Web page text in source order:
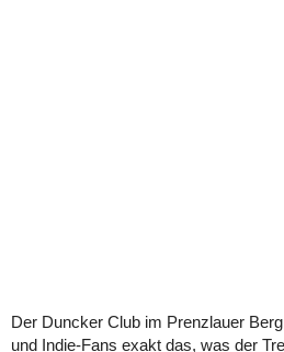
Der Duncker Club im Prenzlauer
und Indie-Fans exakt das, was der